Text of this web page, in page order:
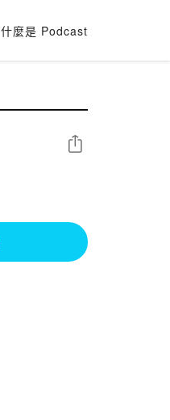
什麼是 Podcast
分享